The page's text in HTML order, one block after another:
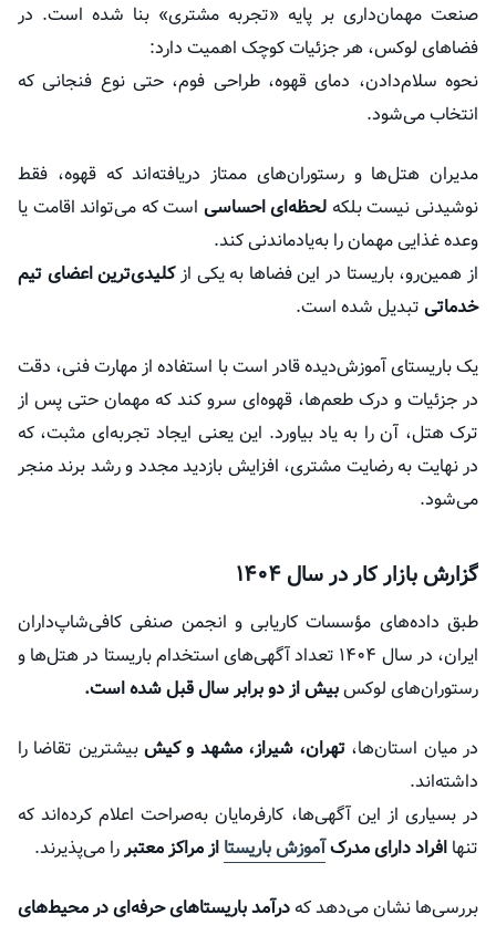
صنعت مهمان‌داری بر پایه «تجربه مشتری» بنا شده است. در
فضاهای لوکس، هر جزئیات کوچک اهمیت دارد:
نحوه سلام‌دادن، دمای قهوه، طراحی فوم، حتی نوع فنجانی که
انتخاب می‌شود.
مدیران هتل‌ها و رستوران‌های ممتاز دریافته‌اند که قهوه، فقط
نوشیدنی نیست بلکه لحظه‌ای احساسی است که می‌تواند اقامت یا
وعده غذایی مهمان را به‌یادماندنی کند.
از همین‌رو، باریستا در این فضاها به یکی ازکلیدی‌ترین اعضای تیم
خدماتی تبدیل شده است.
یک باریستای آموزش‌دیده قادر است با استفاده از مهارت فنی، دقت
در جزئیات و درک طعم‌ها، قهوه‌ای سرو کند که مهمان حتی پس از
ترک هتل، آن را به یاد بیاورد. این یعنی ایجاد تجربه‌ای مثبت، که
در نهایت به رضایت مشتری، افزایش بازدید مجدد و رشد برند منجر
می‌شود.
گزارش بازار کار در سال ۱۴۰۴
طبق داده‌های مؤسسات کاریابی و انجمن صنفی کافی‌شاپ‌داران
ایران، در سال ۱۴۰۴ تعداد آگهی‌های استخدام باریستا در هتل‌ها و
رستوران‌های لوکسبیش از دو برابر سال قبل شده است.
در میان استان‌ها، تهران، شیراز، مشهد و کیش بیشترین تقاضا را
داشته‌اند.
در بسیاری از این آگهی‌ها، کارفرمایان به‌صراحت اعلام کرده‌اند که
تنها افراد دارای مدرکآموزش باریستا از مراکز معتبررا می‌پذیرند.
بررسی‌ها نشان می‌دهد که درآمد باریستاهای حرفه‌ای در محیط‌های